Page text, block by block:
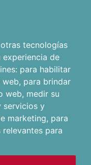
tecnologías
experiencia de
para habilitar
web, para brindar
web, medir su
servicios y
marketing, para
relevantes para